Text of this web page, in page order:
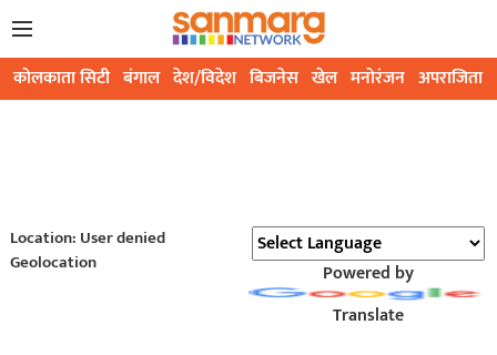
कोलकाता सिटी बंगाल देश/विदेश बिजनेस खेल मनोरंजन अपराजिता
Location: User denied
Geolocation
Powered by
Translate